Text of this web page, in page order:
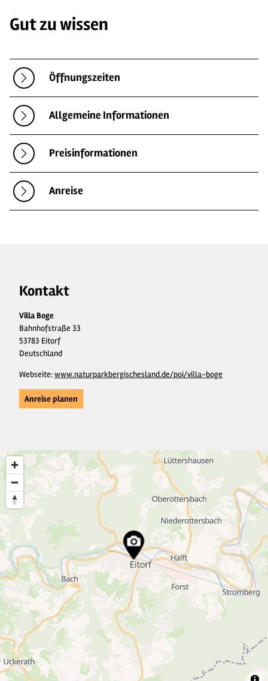
Gut zu wissen
Öffnungszeiten
Allgemeine Informationen
Preisinformationen
Anreise
Kontakt
Villa Boge
Bahnhofstraße 33
53783 Eitorf
Deutschland
Webseite:www.naturparkbergischesland.de/poi/villa-boge
Anreise planen
36